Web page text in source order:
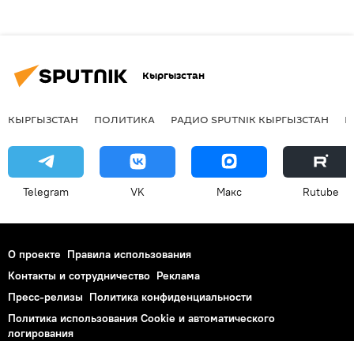
Кыргызстан
КЫРГЫЗСТАН ПОЛИТИКА РАДИО SPUTNIK КЫРГЫЗСТАН
Telegram VK Макс Rutube
О проекте Правила использования
Контакты и сотрудничество Реклама
Пресс-релизы Политика конфиденциальности
Политика использования Cookie и автоматического
логирования